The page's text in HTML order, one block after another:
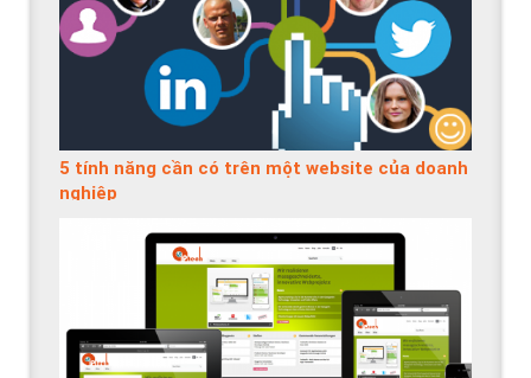
5 tính năng cần có trên một website của doanh
nghiệp